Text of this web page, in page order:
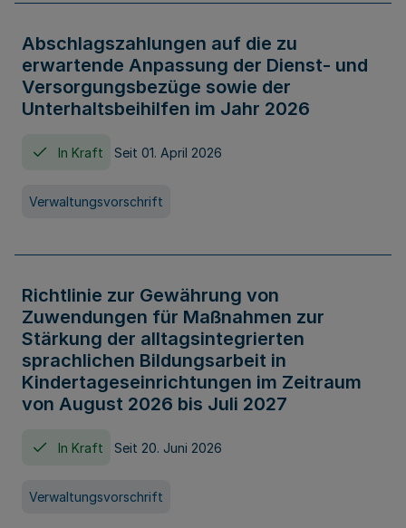
Abschlagszahlungen auf die zu
erwartende Anpassung der Dienst- und
Versorgungsbezüge sowie der
Unterhaltsbeihilfen im Jahr 2026
In Kraft Seit 01. April 2026
Verwaltungsvorschrift
Richtlinie zur Gewährung von
Zuwendungen für Maßnahmen zur
Stärkung der alltagsintegrierten
sprachlichen Bildungsarbeit in
Kindertageseinrichtungen im Zeitraum
von August 2026 bis Juli 2027
In Kraft Seit 20. Juni 2026
Verwaltungsvorschrift